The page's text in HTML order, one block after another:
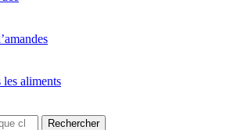
aliments